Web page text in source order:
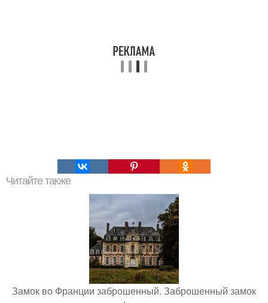
Читайте также
Замок во Франции заброшенный. Заброшенный замок